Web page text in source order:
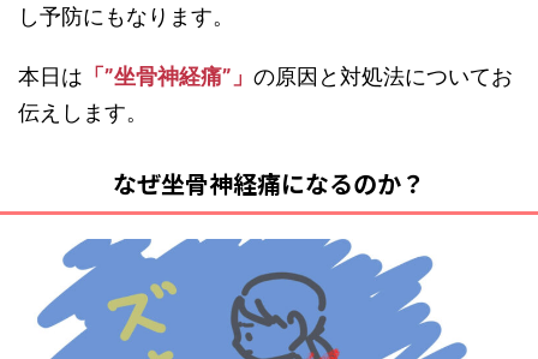
し予防にもなります。
本日は 「”坐骨神経痛”」 の原因と対処法についてお
伝えします。
なぜ坐骨神経痛になるのか？